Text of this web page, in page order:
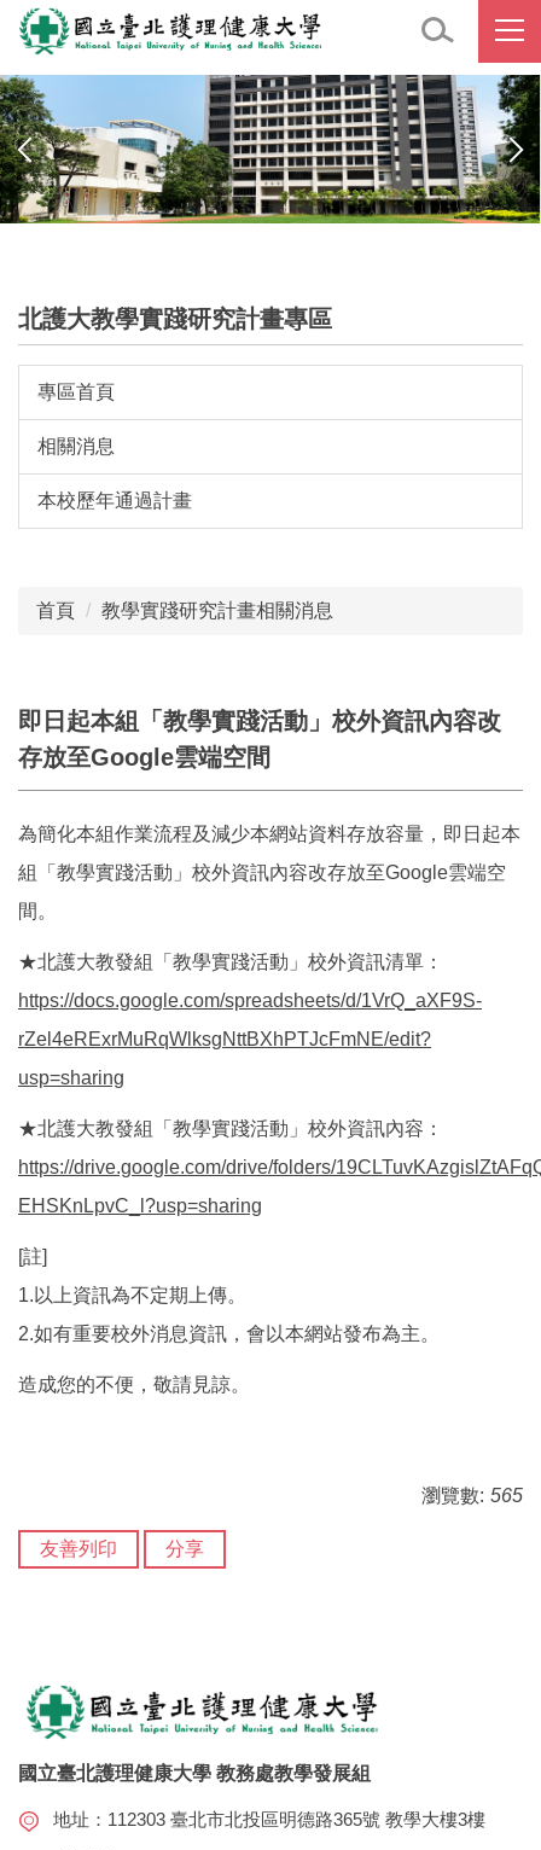
跳
到
主
要
內
容
區
北護大教學實踐研究計畫專區
專區首頁
相關消息
本校歷年通過計畫
首頁 教學實踐研究計畫相關消息
即日起本組「教學實踐活動」校外資訊內容改
存放至Google雲端空間
為簡化本組作業流程及減少本網站資料存放容量，即日起本
組「教學實踐活動」校外資訊內容改存放至Google雲端空
間。
★北護大教發組「教學實踐活動」校外資訊清單：
https://docs.google.com/spreadsheets/d/1VrQ_aXF9S-
rZel4eRExrMuRqWlksgNttBXhPTJcFmNE/edit?
usp=sharing
★北護大教發組「教學實踐活動」校外資訊內容：
https://drive.google.com/drive/folders/
EHSKnLpvC_l?usp=sharing
[註]
1.以上資訊為不定期上傳。
2.如有重要校外消息資訊，會以本網站發布為主。
造成您的不便，敬請見諒。
瀏覽數: 565
友善列印 分享
國立臺北護理健康大學 教務處教學發展組
地址：112303 臺北市北投區明德路365號 教學大樓3樓